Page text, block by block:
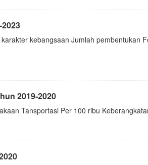
kebangsaan Jumlah pembentukan
2019-2020
Tansportasi Per 100 ribu